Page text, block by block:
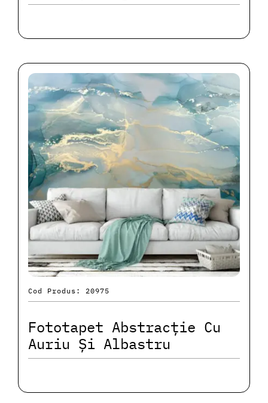
Cod Produs: 20975
Fototapet Abstracție Cu
Auriu Și Albastru